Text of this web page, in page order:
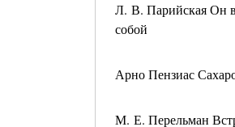
Л. В. Парийская Он
собой
Арно Пензиас
М. Е. Перельман